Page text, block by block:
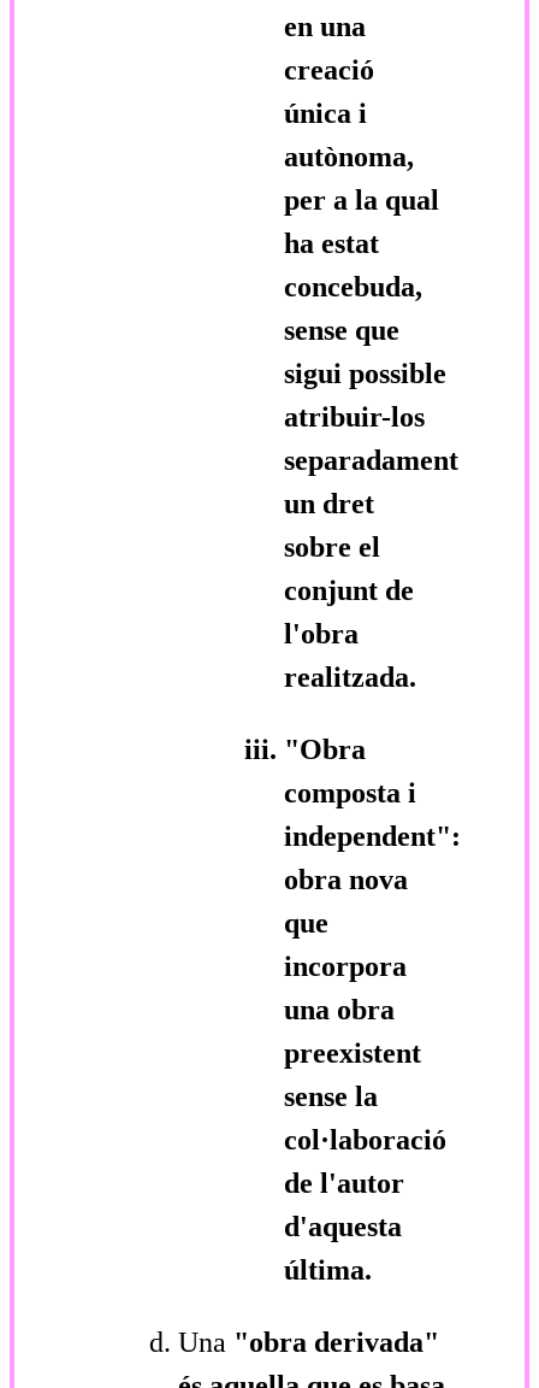
en una
creació
única i
autònoma,
per a la qual
ha estat
concebuda,
sense que
sigui possible
atribuir-los
separadament
un dret
sobre el
conjunt de
l'obra
realitzada.
"Obra
composta i
independent":
obra nova
que
incorpora
una obra
preexistent
sense la
col·laboració
de l'autor
d'aquesta
última.
Una "obra derivada"